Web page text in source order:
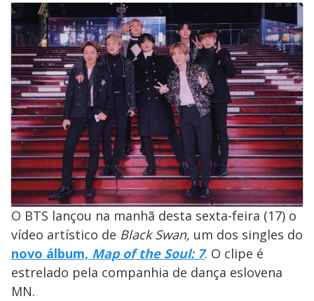
O BTS lançou na manhã desta sexta-feira (17) o
vídeo artístico de Black Swan, um dos singles do
novo álbum, Map of the Soul: 7. O clipe é
estrelado pela companhia de dança eslovena
MN.